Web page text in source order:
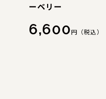
ーベリー
6,600円（税込）